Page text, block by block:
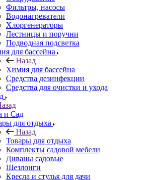
Фильтры, насосы
Водонагреватели
Хлоргенераторы
Лестницы и поручни
Подводная подсветка
для бассейна
Назад
Химия для бассейна
Средства дезинфекции
Средства для очистки и ухода
и Сад
для отдыха
Назад
Товары для отдыха
Комплекты садовой мебели
Диваны садовые
Шезлонги
Кресла и стулья для дачи